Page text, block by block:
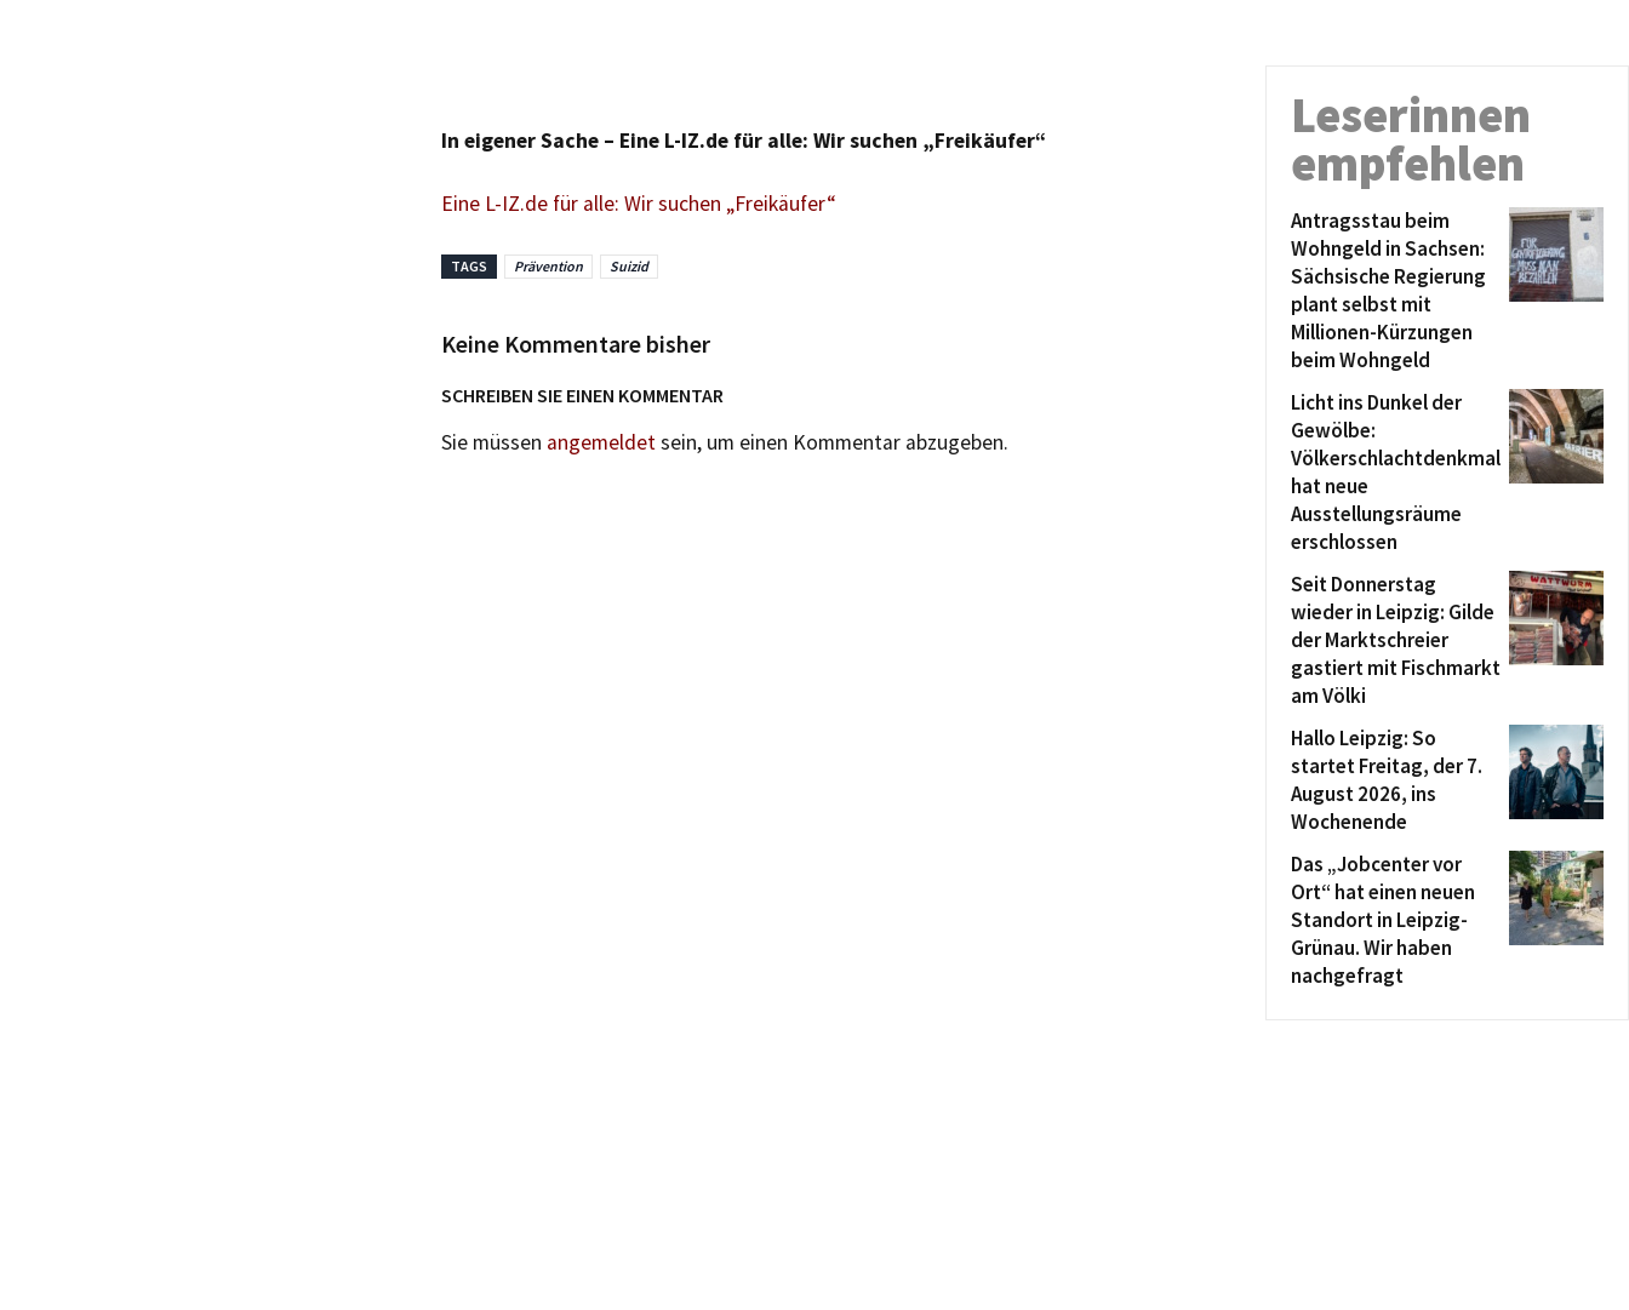
In eigener Sache – Eine L-IZ.de für alle: Wir suchen „Freikäufer“
Eine L-IZ.de für alle: Wir suchen „Freikäufer“
TAGS Prävention Suizid
Keine Kommentare bisher
SCHREIBEN SIE EINEN KOMMENTAR
Sie müssen angemeldetsein, um einen Kommentar abzugeben.
Leserinnen
empfehlen
Antragsstau beim
Wohngeld in Sachsen:
Sächsische Regierung
plant selbst mit
Millionen-Kürzungen
beim Wohngeld
Licht ins Dunkel der
Gewölbe:
Völkerschlachtdenkmal
hat neue
Ausstellungsräume
erschlossen
Seit Donnerstag
wieder in Leipzig: Gilde
der Marktschreier
gastiert mit Fischmarkt
am Völki
Hallo Leipzig: So
startet Freitag, der 7.
August 2026, ins
Wochenende
Das „Jobcenter vor
Ort“ hat einen neuen
Standort in Leipzig-
Grünau. Wir haben
nachgefragt